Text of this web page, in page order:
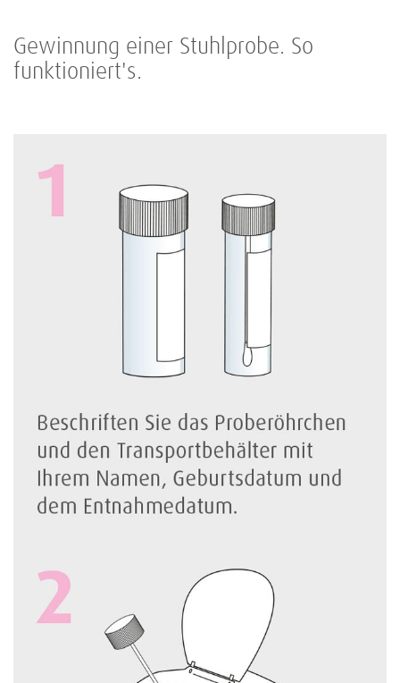
Gewinnung einer Stuhlprobe. So
funktioniert's.